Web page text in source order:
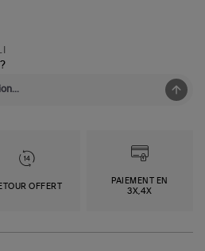
OFFERT
PAIEMENT EN
3X,4X